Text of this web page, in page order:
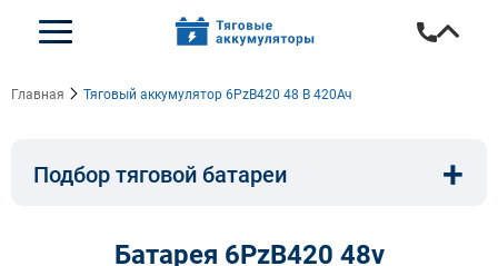
Главная Тяговый аккумулятор 6PzB420 48 В 420Ач
Подбор тяговой батареи +
Батарея 6PzB420 48v